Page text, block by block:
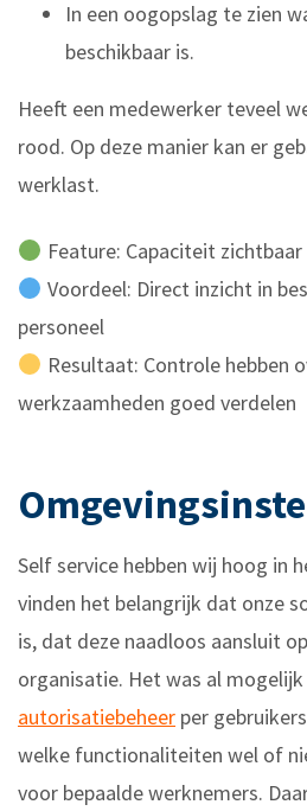
In een oogopslag te zien
beschikbaar is.
Heeft een medewerker teveel
rood. Op deze manier kan er
werklast.
Feature: Capaciteit
Voordeel: Direct inzicht in
personeel
Resultaat: Controle hebben
werkzaamheden goed verdelen
Self service hebben wij hoog in
vinden het belangrijk dat onze
is, dat deze naadloos aansluit
organisatie. Het was al
autorisatiebeheer per
welke functionaliteiten wel of
voor bepaalde werknemers.